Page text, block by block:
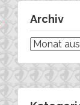
Archiv
Archiv